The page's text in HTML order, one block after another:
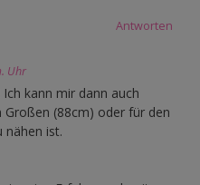
Antworten
Uhr
kann mir dann auch
Großen (88cm) oder für den
nähen ist.